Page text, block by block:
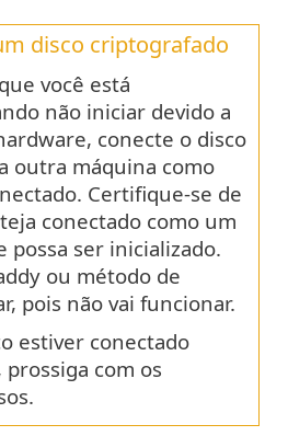
disco criptografado
você está
não iniciar devido a
conecte o disco
outra máquina como
Certifique-se de
conectado como um
possa ser inicializado.
ou método de
pois não vai funcionar.
estiver conectado
com os